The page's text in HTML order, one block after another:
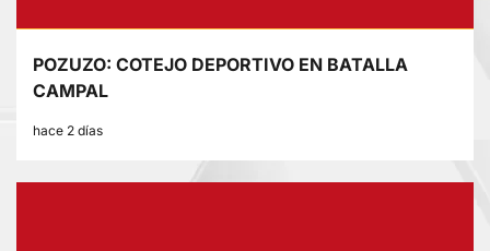
POZUZO: COTEJO DEPORTIVO EN BATALLA
CAMPAL
hace 2 días